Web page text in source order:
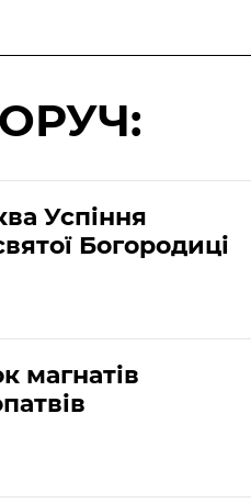
Успіння
Богородиці
магнатів